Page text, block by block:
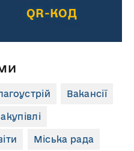
QR-КОД
Вакансії
Міська рада